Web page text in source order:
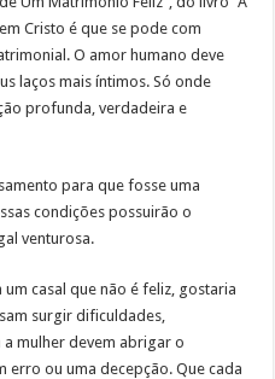
Cristo é que se pode com
O amor humano deve
laços mais íntimos. Só onde
profunda, verdadeira e
para que fosse uma
condições possuirão o
venturosa.
casal que não é feliz, gostaria
surgir dificuldades,
mulher devem abrigar o
erro ou uma decepção. Que cada